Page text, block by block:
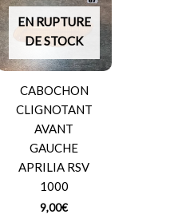
EN RUPTURE
DE STOCK
CABOCHON
CLIGNOTANT
AVANT
GAUCHE
APRILIA RSV
1000
9,00€